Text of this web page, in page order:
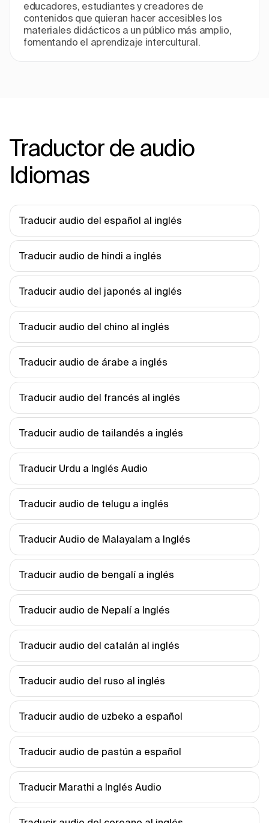
educadores, estudiantes y creadores de
contenidos que quieran hacer accesibles los
materiales didácticos a un público más amplio,
fomentando el aprendizaje intercultural.
Traductor de audio
Idiomas
Traducir audio del español al inglés
Traducir audio de hindi a inglés
Traducir audio del japonés al inglés
Traducir audio del chino al inglés
Traducir audio de árabe a inglés
Traducir audio del francés al inglés
Traducir audio de tailandés a inglés
Traducir Urdu a Inglés Audio
Traducir audio de telugu a inglés
Traducir Audio de Malayalam a Inglés
Traducir audio de bengalí a inglés
Traducir audio de Nepalí a Inglés
Traducir audio del catalán al inglés
Traducir audio del ruso al inglés
Traducir audio de uzbeko a español
Traducir audio de pastún a español
Traducir Marathi a Inglés Audio